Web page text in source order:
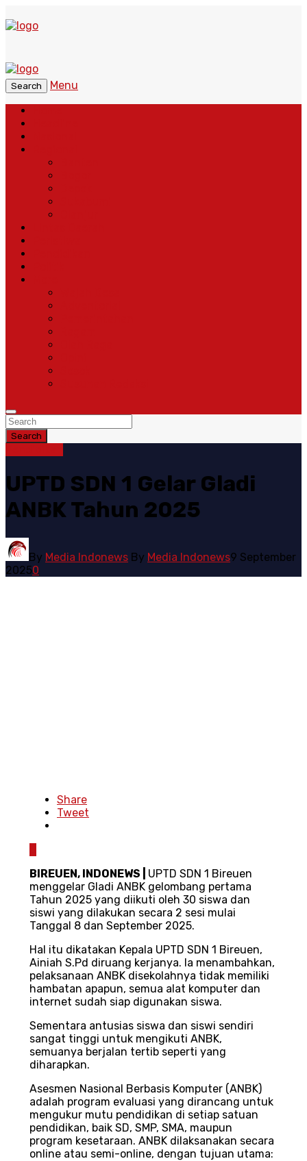
Search
Menu
Search
UPTD SDN 1 Gelar Gladi
ANBK Tahun 2025
By Media Indonews By Media Indonews9 September
20250
Share
Tweet
BIREUEN, INDONEWS
UPTD SDN 1 Bireuen
menggelar Gladi ANBK gelombang pertama
Tahun 2025 yang diikuti oleh 30 siswa dan
siswi yang dilakukan secara 2 sesi mulai
Tanggal 8 dan September 2025.
Hal itu dikatakan Kepala UPTD SDN 1 Bireuen,
Ainiah S.Pd diruang kerjanya. Ia menambahkan,
pelaksanaan ANBK disekolahnya tidak memiliki
hambatan apapun, semua alat komputer dan
internet sudah siap digunakan siswa.
Sementara antusias siswa dan siswi sendiri
sangat tinggi untuk mengikuti ANBK,
semuanya berjalan tertib seperti yang
diharapkan.
Asesmen Nasional Berbasis Komputer (ANBK)
adalah program evaluasi yang dirancang untuk
mengukur mutu pendidikan di setiap satuan
pendidikan, baik SD, SMP, SMA, maupun
program kesetaraan. ANBK dilaksanakan secara
online atau semi-online, dengan tujuan utama: